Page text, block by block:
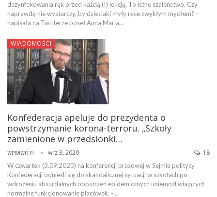
dezynfekowania rąk przed każdą (!) lekcją. To istne szaleństwo. Czy
naprawdę nie wystarczy, by dzieciaki myły ręce zwykłym mydłem? –
napisała na Twitterze poseł Anna Maria…
WIADOMOŚCI
Konfederacja apeluje do prezydenta o
powstrzymanie korona-terroru. „Szkoły
zamienione w przedsionki…
WPRAWO.PL wrz 3, 2020 18
W czwartek (3.09.2020) na konferencji prasowej w Sejmie politycy
Konfederacji odnieśli się do skandalicznej sytuacji w szkołach po
wdrożeniu absurdalnych obostrzeń epidemicznych uniemożliwiających
normalne funkcjonowanie placówek. -…